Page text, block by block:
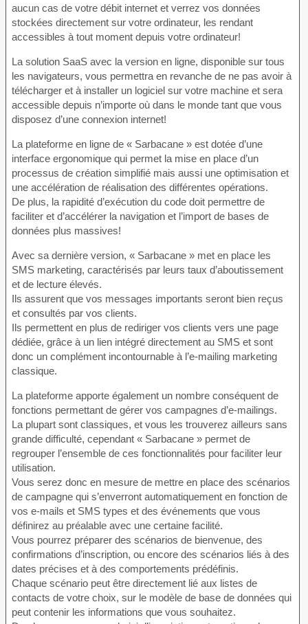
aucun cas de votre débit internet et verrez vos données
stockées directement sur votre ordinateur, les rendant
accessibles à tout moment depuis votre ordinateur!
La solution SaaS avec la version en ligne, disponible sur tous
les navigateurs, vous permettra en revanche de ne pas avoir à
télécharger et à installer un logiciel sur votre machine et sera
accessible depuis n’importe où dans le monde tant que vous
disposez d’une connexion internet!
La plateforme en ligne de « Sarbacane » est dotée d’une
interface ergonomique qui permet la mise en place d’un
processus de création simplifié mais aussi une optimisation et
une accélération de réalisation des différentes opérations.
De plus, la rapidité d’exécution du code doit permettre de
faciliter et d’accélérer la navigation et l’import de bases de
données plus massives!
Avec sa dernière version, « Sarbacane » met en place les
SMS marketing, caractérisés par leurs taux d’aboutissement
et de lecture élevés.
Ils assurent que vos messages importants seront bien reçus
et consultés par vos clients.
Ils permettent en plus de rediriger vos clients vers une page
dédiée, grâce à un lien intégré directement au SMS et sont
donc un complément incontournable à l’e-mailing marketing
classique.
La plateforme apporte également un nombre conséquent de
fonctions permettant de gérer vos campagnes d’e-mailings.
La plupart sont classiques, et vous les trouverez ailleurs sans
grande difficulté, cependant « Sarbacane » permet de
regrouper l’ensemble de ces fonctionnalités pour faciliter leur
utilisation.
Vous serez donc en mesure de mettre en place des scénarios
de campagne qui s’enverront automatiquement en fonction de
vos e-mails et SMS types et des événements que vous
définirez au préalable avec une certaine facilité.
Vous pourrez préparer des scénarios de bienvenue, des
confirmations d’inscription, ou encore des scénarios liés à des
dates précises et à des comportements prédéfinis.
Chaque scénario peut être directement lié aux listes de
contacts de votre choix, sur le modèle de base de données qui
peut contenir les informations que vous souhaitez.